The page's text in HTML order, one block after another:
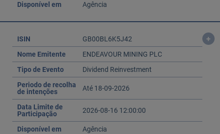
Disponível em Agência
ISIN GB00BL6K5J42 +
Nome Emitente
ENDEAVOUR MINING PLC
Tipo de Evento
Dividend Reinvestment
Periodo de recolha
de intenções
Até 18-09-2026
Data Limite de
Participação
2026-08-16 12:00:00
Disponível em Agência